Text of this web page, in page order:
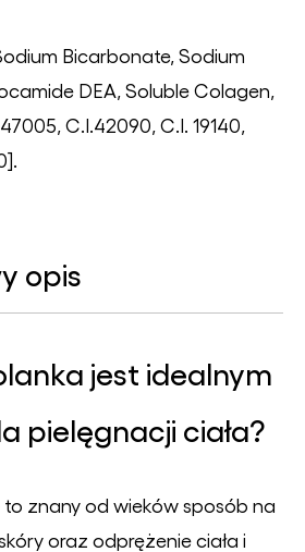
Bicarbonate, Sodium
DEA, Soluble Colagen,
C.I.42090, C.I. 19140,
opis
jest idealnym
pielęgnacji ciała?
to znany od wieków sposób na
oraz odprężenie ciała i